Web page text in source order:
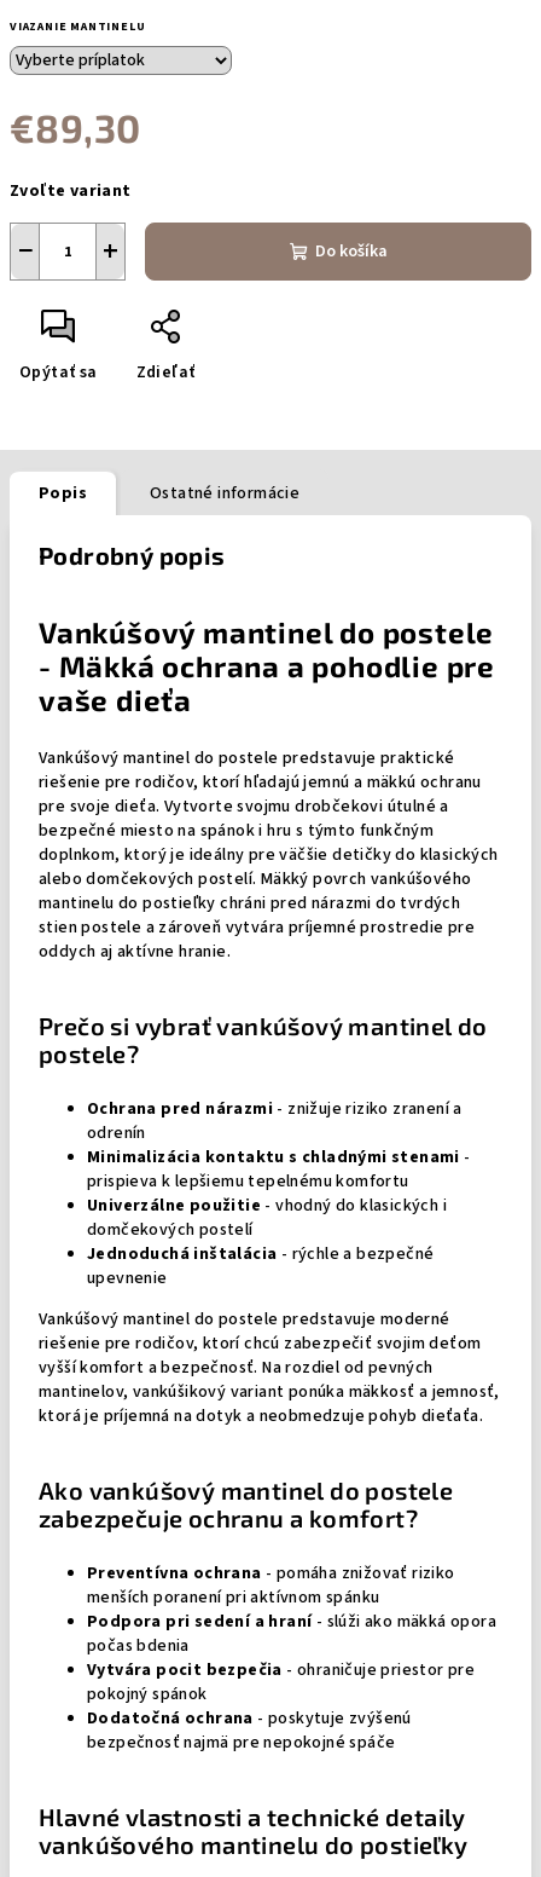
VIAZANIE MANTINELU
€89,30
cena:
Zvoľte variant
+
− Do košíka
Opýtať sa Zdieľať
Popis Ostatné informácie
Podrobný popis
Vankúšový mantinel do postele
- Mäkká ochrana a pohodlie pre
vaše dieťa
Vankúšový mantinel do postele predstavuje praktické
riešenie pre rodičov, ktorí hľadajú jemnú a mäkkú ochranu
pre svoje dieťa. Vytvorte svojmu drobčekovi útulné a
bezpečné miesto na spánok i hru s týmto funkčným
doplnkom, ktorý je ideálny pre väčšie detičky do klasických
alebo domčekových postelí. Mäkký povrch vankúšového
mantinelu do postieľky chráni pred nárazmi do tvrdých
stien postele a zároveň vytvára príjemné prostredie pre
oddych aj aktívne hranie.
Prečo si vybrať vankúšový mantinel do
postele?
Ochrana pred nárazmi - znižuje riziko zranení a
odrenín
Minimalizácia kontaktu s chladnými stenami -
prispieva k lepšiemu tepelnému komfortu
Univerzálne použitie - vhodný do klasických i
domčekových postelí
Jednoduchá inštalácia - rýchle a bezpečné
upevnenie
Vankúšový mantinel do postele predstavuje moderné
riešenie pre rodičov, ktorí chcú zabezpečiť svojim deťom
vyšší komfort a bezpečnosť. Na rozdiel od pevných
mantinelov, vankúšikový variant ponúka mäkkosť a jemnosť,
ktorá je príjemná na dotyk a neobmedzuje pohyb dieťaťa.
Ako vankúšový mantinel do postele
zabezpečuje ochranu a komfort?
Preventívna ochrana - pomáha znižovať riziko
menších poranení pri aktívnom spánku
Podpora pri sedení a hraní- slúži ako mäkká opora
počas bdenia
Vytvára pocit bezpečia - ohraničuje priestor pre
pokojný spánok
Dodatočná ochrana - poskytuje zvýšenú
bezpečnosť najmä pre nepokojné spáče
Hlavné vlastnosti a technické detaily
vankúšového mantinelu do postieľky